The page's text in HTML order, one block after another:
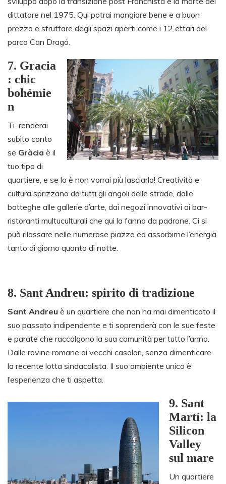
dittatore nel 1975. Qui potrai mangiare bene e a buon
prezzo e sfruttare degli spazi aperti come i 12 ettari del
parco Can Dragó.
7. Gracia
: chic
bohémie
n
Ti renderai
subito conto
se Gràcia è il
tuo tipo di
quartiere, e se lo è non vorrai più lasciarlo! Creatività e
cultura sprizzano da tutti gli angoli delle strade, dalle
botteghe alle gallerie d’arte, dai negozi innovativi ai bar-
ristoranti multuculturali che qui la fanno da padrone. Ci si
può rilassare nelle numerose piazze ed assorbirne l’energia
tanto di giorno quanto di notte.
8. Sant Andreu: spirito di tradizione
Sant Andreu è un quartiere che non ha mai dimenticato il
suo passato indipendente e ti soprenderà con le sue feste
e parate che raccolgono la sua comunità per tutto l’anno.
Dalle rovine romane ai vecchi casolari, senza dimenticare
la recente lotta sindacalista. Il suo ambiente unico è
l’esperienza che ti aspetta.
9. Sant
Martí: la
Silicon
Valley
sul mare
Un quartiere